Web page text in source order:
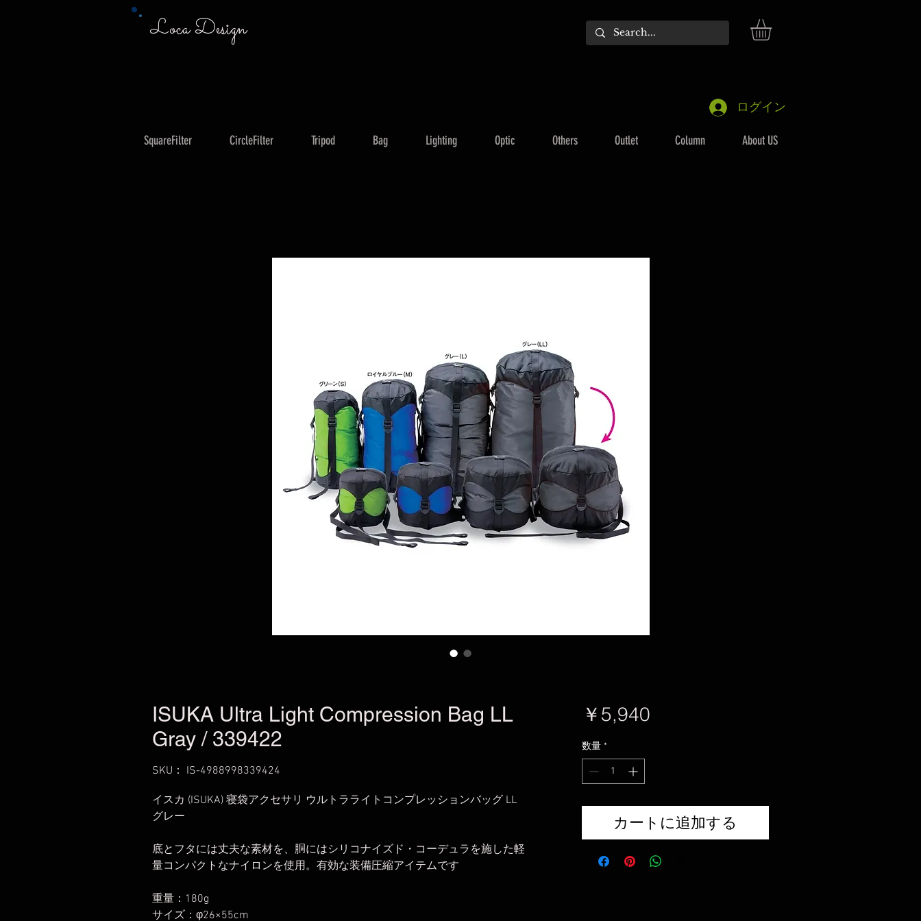
Loca Design
ログイン
SquareFilter CircleFilter Tripod Bag Lighting Optic Others Outlet Column About US
ISUKA Ultra Light Compression Bag LL
Gray / 339422
SKU： IS-4988998339424
イスカ (ISUKA) 寝袋アクセサリ ウルトラライトコンプレッションバッグ LL
グレー
底とフタには丈夫な素材を、胴にはシリコナイズド・コーデュラを施した軽
量コンパクトなナイロンを使用。有効な装備圧縮アイテムです
重量：180g
サイズ：φ26×55cm
￥5,940価
数量 *
カートに追加する